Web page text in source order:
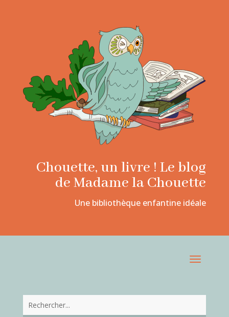
Chouette, un livre ! Le blog
de Madame la Chouette
Une bibliothèque enfantine idéale